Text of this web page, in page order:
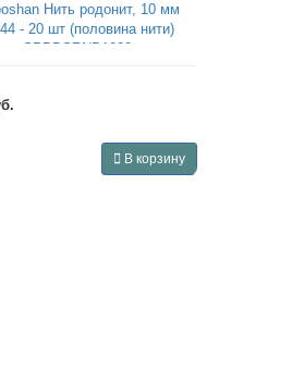
Нить родонит, 10 мм
- 20 шт (половина нити)
SPBDSRNB1020
В корзину